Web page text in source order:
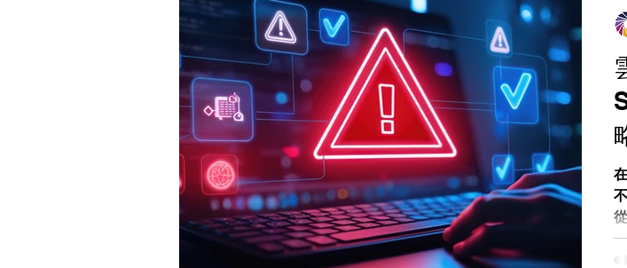
資安威脅情報 Threat Intelligence 技術洞察 Tech Insight
專家觀點 Expert Perspectives